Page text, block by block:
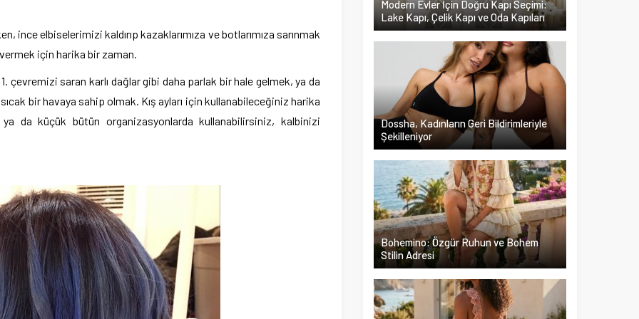
ince elbiselerimizi kaldırıp kazaklarımıza ve botlarımıza sarınmak
için harika bir zaman.
çevremizi saran karlı dağlar gibi daha parlak bir hale gelmek, ya da
bir havaya sahip olmak. Kış ayları için kullanabileceğiniz harika
da küçük bütün organizasyonlarda kullanabilirsiniz, kalbinizi
Modern Evler İçin Doğru Kapı Seçimi:
Lake Kapı, Çelik Kapı ve Oda Kapıları
Dossha, Kadınların Geri Bildirimleriyle
Şekilleniyor
Bohemino: Özgür Ruhun ve Bohem
Stilin Adresi